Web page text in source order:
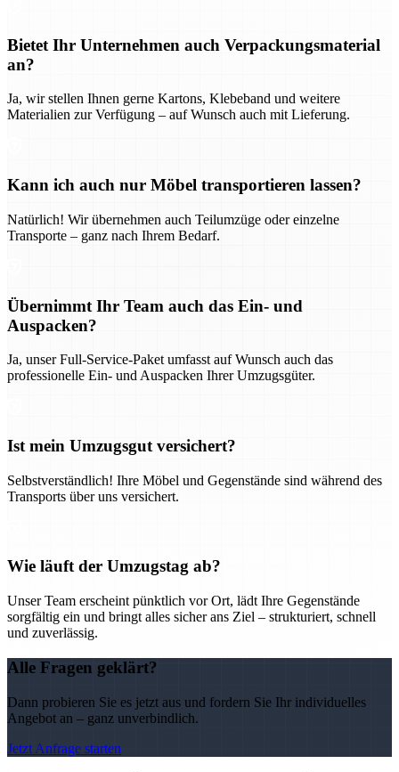
Bietet Ihr Unternehmen auch Verpackungsmaterial
an?
Ja, wir stellen Ihnen gerne Kartons, Klebeband und weitere
Materialien zur Verfügung – auf Wunsch auch mit Lieferung.
Kann ich auch nur Möbel transportieren lassen?
Natürlich! Wir übernehmen auch Teilumzüge oder einzelne
Transporte – ganz nach Ihrem Bedarf.
Übernimmt Ihr Team auch das Ein- und
Auspacken?
Ja, unser Full-Service-Paket umfasst auf Wunsch auch das
professionelle Ein- und Auspacken Ihrer Umzugsgüter.
Ist mein Umzugsgut versichert?
Selbstverständlich! Ihre Möbel und Gegenstände sind während des
Transports über uns versichert.
Wie läuft der Umzugstag ab?
Unser Team erscheint pünktlich vor Ort, lädt Ihre Gegenstände
sorgfältig ein und bringt alles sicher ans Ziel – strukturiert, schnell
und zuverlässig.
Alle Fragen geklärt?
Dann probieren Sie es jetzt aus und fordern Sie Ihr individuelles
Angebot an – ganz unverbindlich.
Jetzt Anfrage starten